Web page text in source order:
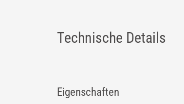
Technische Details
Eigenschaften